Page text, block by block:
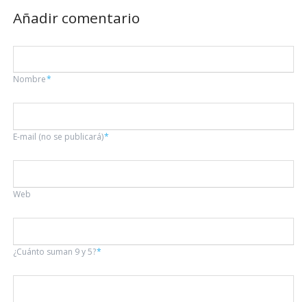
Añadir comentario
Campo
Nombre*
Campo
E-mail (no se publicará)*
Web
¿Cuánto suman 9 y 5?*